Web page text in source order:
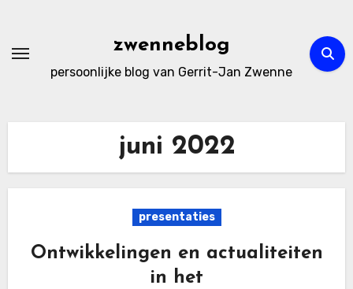
de
zwenneblog
persoonlijke blog van Gerrit-Jan Zwenne
juni 2022
presentaties
Ontwikkelingen en actualiteiten
in het